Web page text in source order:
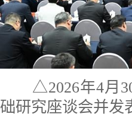
△2026年4月30
础研究座谈会并发